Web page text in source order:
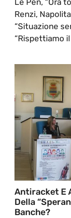
Renzi,
“Situazione
“Rispettiamo
Antiracket E
Della
Banche?